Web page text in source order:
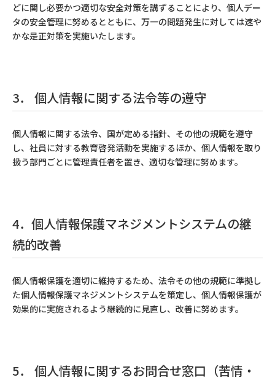
どに関し必要かつ適切な安全対策を講ずることにより、個人デー
タの安全管理に努めるとともに、万一の問題発生に対しては速や
かな是正対策を実施いたします。
3． 個人情報に関する法令等の遵守
個人情報に関する法令、国が定める指針、その他の規範を遵守
し、社員に対する教育啓発活動を実施するほか、個人情報を取り
扱う部門ごとに管理責任者を置き、適切な管理に努めます。
4．個人情報保護マネジメントシステムの継
続的改善
個人情報保護を適切に維持するため、法令その他の規範に準拠し
た個人情報保護マネジメントシステムを策定し、個人情報保護が
効果的に実施されるよう継続的に見直し、改善に努めます。
5． 個人情報に関するお問合せ窓口（苦情・